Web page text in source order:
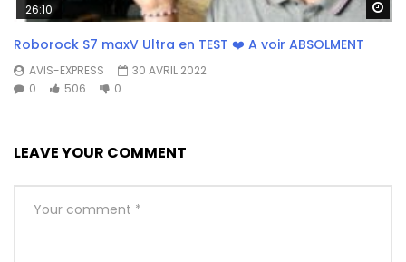
26:10
Roborock S7 maxV Ultra en TEST ❤️ A voir ABSOLMENT
AVIS-EXPRESS
30 AVRIL 2022
0
506 0
LEAVE YOUR COMMENT